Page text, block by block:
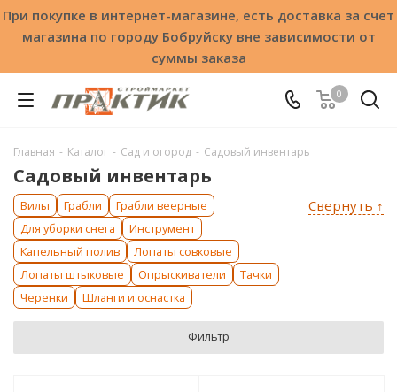
При покупке в интернет-магазине, есть доставка за счет
магазина по городу Бобруйску вне зависимости от
суммы заказа
0
Главная - Каталог - Сад и огород - Садовый инвентарь
Садовый инвентарь
Свернуть ↑
Вилы Грабли
Грабли веерные
Для уборки снега
Инструмент
Капельный полив
Лопаты совковые
Лопаты штыковые
Опрыскиватели
Тачки
Черенки
Шланги и оснастка
Фильтр